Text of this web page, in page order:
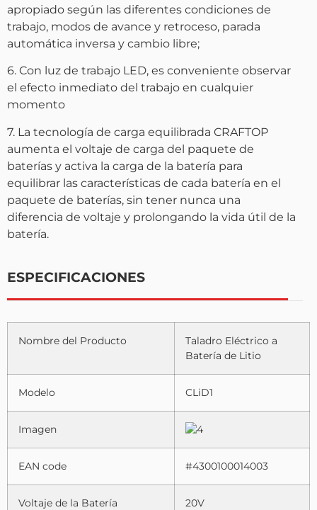
apropiado según las diferentes condiciones de
trabajo, modos de avance y retroceso, parada
automática inversa y cambio libre;
6. Con luz de trabajo LED, es conveniente observar
el efecto inmediato del trabajo en cualquier
momento
7. La tecnología de carga equilibrada CRAFTOP
aumenta el voltaje de carga del paquete de
baterías y activa la carga de la batería para
equilibrar las características de cada batería en el
paquete de baterías, sin tener nunca una
diferencia de voltaje y prolongando la vida útil de la
batería.
ESPECIFICACIONES
Nombre del Producto
Taladro Eléctrico a
Batería de Litio
Modelo CLiD1
Imagen
EAN code #4300100014003
Voltaje de la Batería 20V